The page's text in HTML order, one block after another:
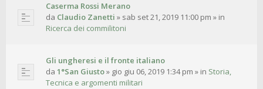
Caserma Rossi Merano
da Claudio Zanetti » sab set 21, 2019 11:00 pm » in
Ricerca dei commilitoni
Gli ungheresi e il fronte italiano
da 1°San Giusto» gio giu 06, 2019 1:34 pm » in Storia,
Tecnica e argomenti militari